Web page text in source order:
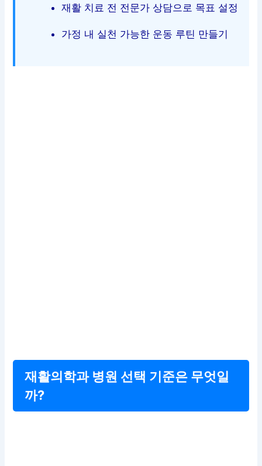
재활 치료 전 전문가 상담으로 목표 설정
가정 내 실천 가능한 운동 루틴 만들기
재활의학과 병원 선택 기준은 무엇일
까?